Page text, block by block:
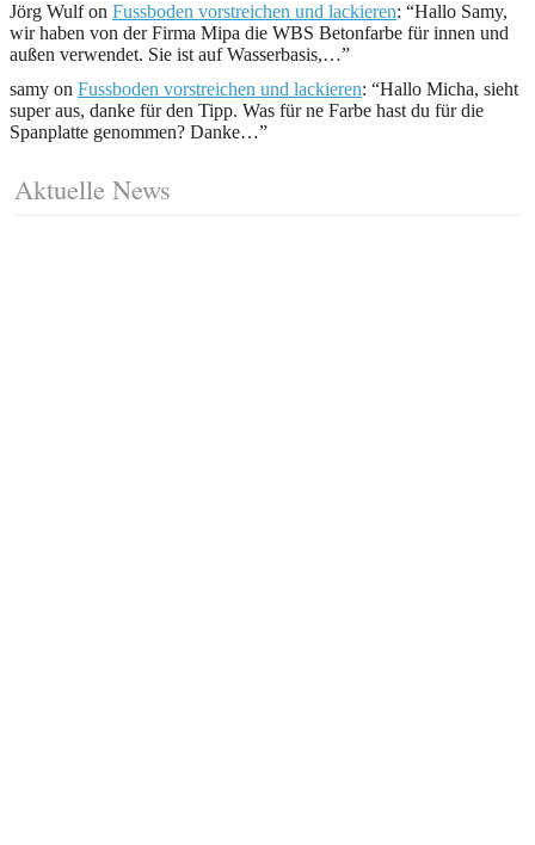
Jörg Wulfon Fussboden vorstreichen und lackieren: “Hallo Samy,
wir haben von der Firma Mipa die WBS Betonfarbe für innen und
außen verwendet. Sie ist auf Wasserbasis,…”
samy on Fussboden vorstreichen und lackieren: “Hallo Micha, sieht
super aus, danke für den Tipp. Was für ne Farbe hast du für die
Spanplatte genommen? Danke…”
Aktuelle News